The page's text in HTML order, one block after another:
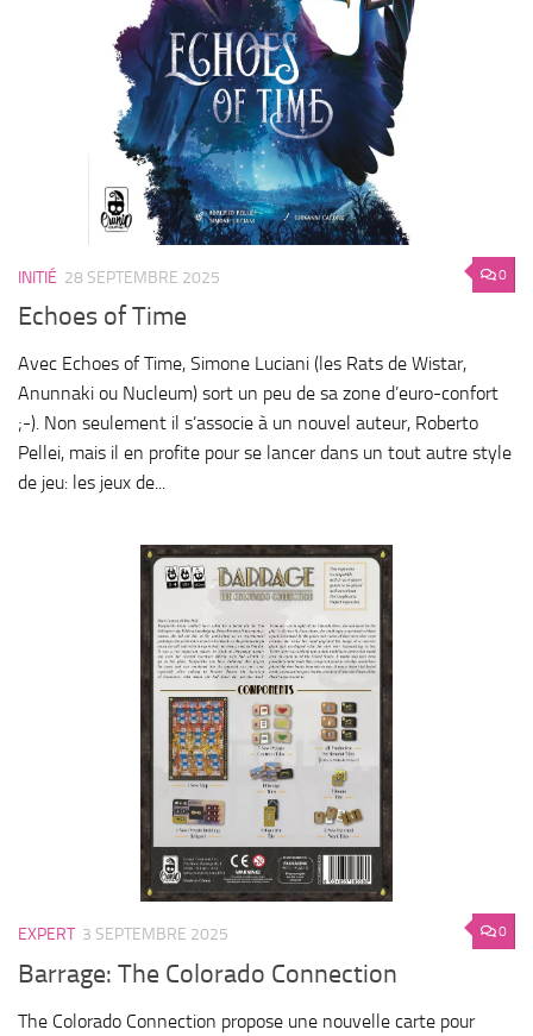
0
INITIÉ 28 SEPTEMBRE 2025
Echoes of Time
Avec Echoes of Time, Simone Luciani (les Rats de Wistar,
Anunnaki ou Nucleum) sort un peu de sa zone d’euro-confort
;-). Non seulement il s’associe à un nouvel auteur, Roberto
Pellei, mais il en profite pour se lancer dans un tout autre style
de jeu: les jeux de...
0
EXPERT 3 SEPTEMBRE 2025
Barrage: The Colorado Connection
The Colorado Connection propose une nouvelle carte pour